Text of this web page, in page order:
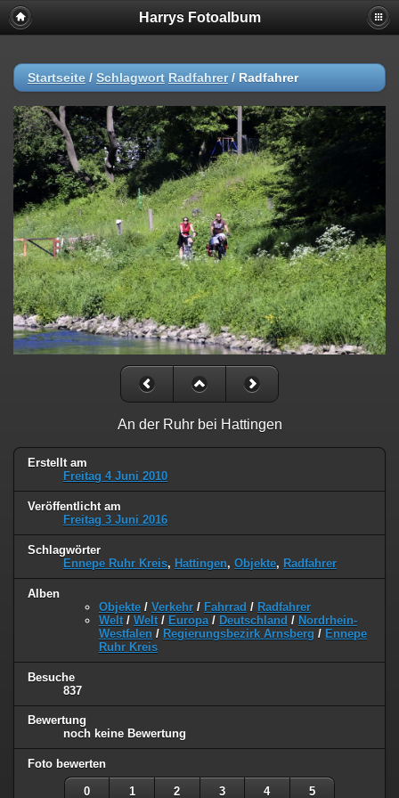
Harrys Fotoalbum
Startseite / Schlagwort Radfahrer/ Radfahrer
An der Ruhr bei Hattingen
Erstellt am
Freitag 4 Juni 2010
Veröffentlicht am
Freitag 3 Juni 2016
Schlagwörter
Ennepe Ruhr Kreis, Hattingen, Objekte, Radfahrer
Alben
Objekte / Verkehr / Fahrrad / Radfahrer
Welt / Welt / Europa / Deutschland / Nordrhein-
Westfalen / Regierungsbezirk Arnsberg / Ennepe
Ruhr Kreis
Besuche
837
Bewertung
noch keine Bewertung
Foto bewerten
0 1 2 3 4 5